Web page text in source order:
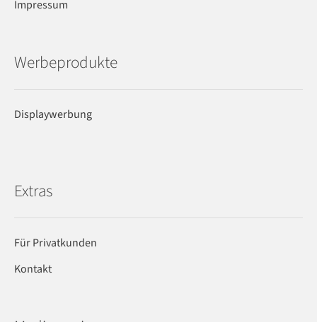
Impressum
Werbeprodukte
Displaywerbung
Extras
Für Privatkunden
Kontakt